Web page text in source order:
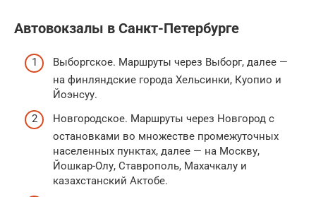
Автовокзалы в Санкт-Петербурге
Выборгское. Маршруты через Выборг, далее —
на финляндские города Хельсинки, Куопио и
Йоэнсуу.
Новгородское. Маршруты через Новгород с
остановками во множестве промежуточных
населенных пунктах, далее — на Москву,
Йошкар-Олу, Ставрополь, Махачкалу и
казахстанский Актобе.